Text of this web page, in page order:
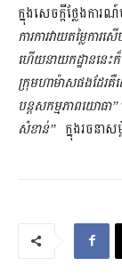
ក្នុងសេចក្តីថ្លែងការ
ការការវាយតម្លៃក
ហើយនាយកដ្ឋាននេះ
ក្រុមហាម៉ាសផងដែរគឺ
បន្តសកម្មភាពយោធា
សំខាន់” ក្នុងរចនា